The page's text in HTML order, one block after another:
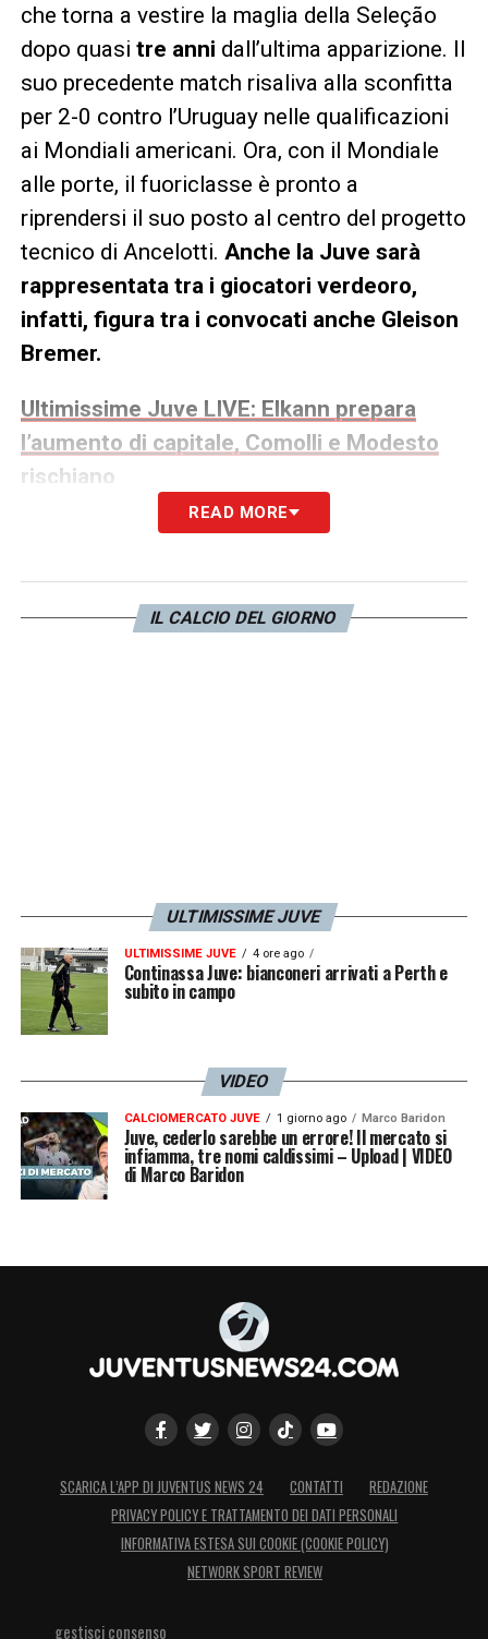
che torna a vestire la maglia della Seleção
dopo quasi tre anni dall’ultima apparizione. Il
suo precedente match risaliva alla sconfitta
per 2-0 contro l’Uruguay nelle qualificazioni
ai Mondiali americani. Ora, con il Mondiale
alle porte, il fuoriclasse è pronto a
riprendersi il suo posto al centro del progetto
tecnico di Ancelotti. Anche la Juve sarà
rappresentata tra i giocatori verdeoro,
infatti, figura tra i convocati anche Gleison
Bremer.
Ultimissime Juve LIVE: Elkann prepara
l’aumento di capitale, Comolli e Modesto
rischiano
I convocati di Carlo Ancelotti per il
PORTIERI: Alisson (Liverpool), Ederson
CENTROCAMPISTI: Casemiro (Manchester
United), Bruno Guimaraes (Newcastle),
Fabinho (Al-Ittihad), Danilo (Botafogo),
Lucas Paqueta (Flamengo);
ATTACCANTI: Endrick (Lione), Martinelli
(Arsenal), Igor Thiago (Brentford), Luiz
(Manchester United), Neymar (Santos),
Raphinha (Barcellona), Vinicius Jr. (Real
Madrid), Rayan (Bournemouth).
LA PLAYLIST DELLE NOSTRE TOP NEWS
READ MORE
IL CALCIO DEL GIORNO
ULTIMISSIME JUVE
ULTIMISSIME JUVE 4 ore ago
Continassa Juve: bianconeri arrivati a Perth e
subito in campo
VIDEO
CALCIOMERCATO JUVE 1 giorno ago Marco Baridon
Juve, cederlo sarebbe un errore! Il mercato si
infiamma, tre nomi caldissimi – Upload | VIDEO
di Marco Baridon
SCARICA L’APP DI JUVENTUS NEWS 24 CONTATTI
REDAZIONE
PRIVACY POLICY E TRATTAMENTO DEI DATI PERSONALI
INFORMATIVA ESTESA SUI COOKIE (COOKIE POLICY)
NETWORK SPORT REVIEW
gestisci consenso